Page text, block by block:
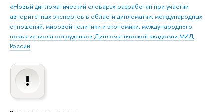
«Новый дипломатический словарь» разработан при участии
авторитетных экспертов в области дипломатии, международных
отношений, мировой политики и экономики, международного
права из числа сотрудников Дипломатической академии МИД
России